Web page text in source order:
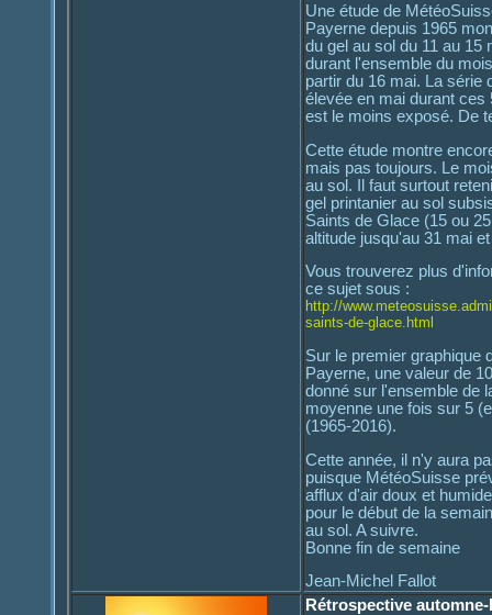
Une étude de
Payerne depuis 1965
du gel au sol du 11 au 15
durant l'ensemble du
partir du 16 mai. La série
élevée en mai durant ces
est le moins exposé. De
Cette étude montre
mais pas toujours. Le
au sol. Il faut surtout
gel printanier au sol
Saints de Glace (15 ou
altitude jusqu'au 31 mai
Vous trouverez plus
ce sujet sous :
http://
saints-de-glace.html
Sur le premier graphique
Payerne, une valeur de
donné sur l'ensemble de
moyenne une fois sur 5
(1965-2016).
Cette année, il n'y aura
puisque MétéoSuisse
afflux d'air doux et
pour le début de la
au sol. A suivre.
Bonne fin de semaine
Jean-Michel Fallot
Rétrospective automne-